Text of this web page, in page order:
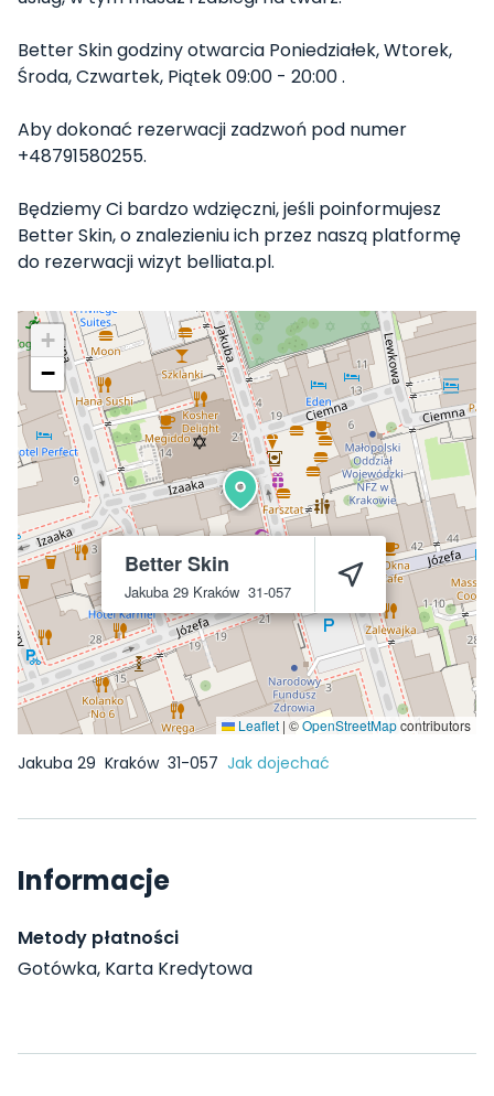
Better Skin godziny otwarcia Poniedziałek, Wtorek,
Środa, Czwartek, Piątek 09:00 - 20:00 .
Aby dokonać rezerwacji zadzwoń pod numer
+48791580255.
Będziemy Ci bardzo wdzięczni, jeśli poinformujesz
Better Skin, o znalezieniu ich przez naszą platformę
do rezerwacji wizyt belliata.pl.
Better Skin
Jakuba 29 Kraków 31-057
+
−
Leaflet | ©OpenStreetMapcontributors
Jakuba 29 Kraków 31-057 Jak dojechać
Informacje
Metody płatności
Gotówka, Karta Kredytowa